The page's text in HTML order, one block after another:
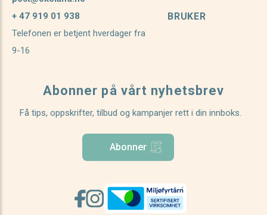
+ 47 919 01 938
Telefonen er betjent hverdager fra
9-16
BRUKER
Abonner på vårt nyhetsbrev
Få tips, oppskrifter, tilbud og kampanjer rett i din innboks.
Abonner